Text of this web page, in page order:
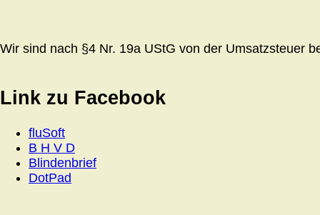
Wir sind nach §4 Nr. 19a UStG von der Umsatzsteuer
Link zu Facebook
fluSoft
B H V D
Blindenbrief
DotPad